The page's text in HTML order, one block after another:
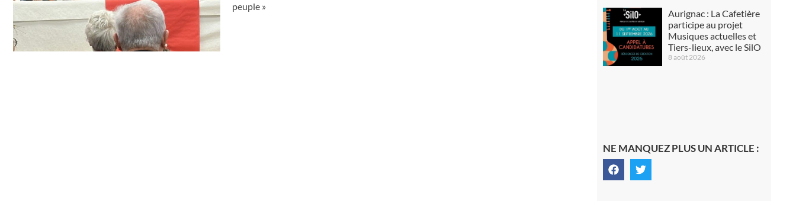
peuple »
Aurignac : La Cafetière
participe au projet
Musiques actuelles et
Tiers-lieux, avec le SilO
8 août 2026
NE MANQUEZ PLUS UN ARTICLE :